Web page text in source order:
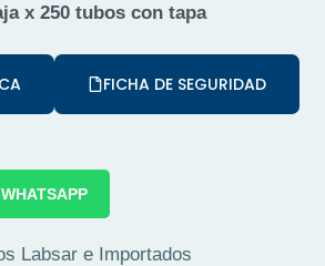
x 250 tubos con tapa
FICHA DE SEGURIDAD
Labsar e Importados